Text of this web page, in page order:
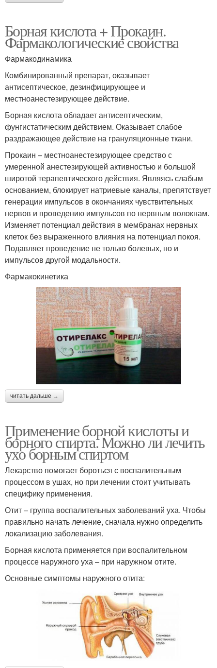
Борная кислота + Прокаин.
Фармакологические свойства
Фармакодинамика
Комбинированный препарат, оказывает
антисептическое, дезинфицирующее и
местноанестезирующее действие.
Борная кислота обладает антисептическим,
фунгистатическим действием. Оказывает слабое
раздражающее действие на грануляционные ткани.
Прокаин – местноанестезирующее средство с
умеренной анестезирующей активностью и большой
широтой терапевтического действия. Являясь слабым
основанием, блокирует натриевые каналы, препятствует
генерации импульсов в окончаниях чувствительных
нервов и проведению импульсов по нервным волокнам.
Изменяет потенциал действия в мембранах нервных
клеток без выраженного влияния на потенциал покоя.
Подавляет проведение не только болевых, но и
импульсов другой модальности.
Фармакокинетика
читать дальше →
Применение борной кислоты и
борного спирта. Можно ли лечить
ухо борным спиртом
Лекарство помогает бороться с воспалительным
процессом в ушах, но при лечении стоит учитывать
специфику применения.
Отит – группа воспалительных заболеваний уха. Чтобы
правильно начать лечение, сначала нужно определить
локализацию заболевания.
Борная кислота применяется при воспалительном
процессе наружного уха – при наружном отите.
Основные симптомы наружного отита: